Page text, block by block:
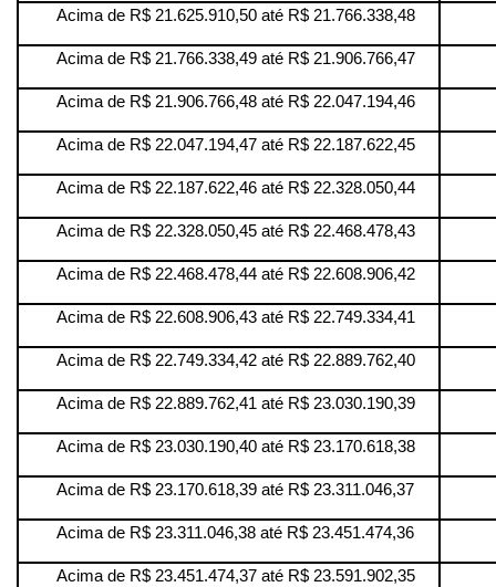
Acima de R$ 21.625.910,50 até R$ 21.766.338,48
Acima de R$ 21.766.338,49 até R$ 21.906.766,47
Acima de R$ 21.906.766,48 até R$ 22.047.194,46
Acima de R$ 22.047.194,47 até R$ 22.187.622,45
Acima de R$ 22.187.622,46 até R$ 22.328.050,44
Acima de R$ 22.328.050,45 até R$ 22.468.478,43
Acima de R$ 22.468.478,44 até R$ 22.608.906,42
Acima de R$ 22.608.906,43 até R$ 22.749.334,41
Acima de R$ 22.749.334,42 até R$ 22.889.762,40
Acima de R$ 22.889.762,41 até R$ 23.030.190,39
Acima de R$ 23.030.190,40 até R$ 23.170.618,38
Acima de R$ 23.170.618,39 até R$ 23.311.046,37
Acima de R$ 23.311.046,38 até R$ 23.451.474,36
Acima de R$ 23.451.474,37 até R$ 23.591.902,35